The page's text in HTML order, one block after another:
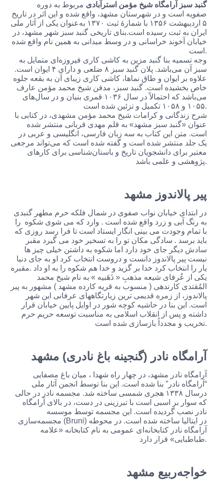
گنبد سبز آرامگاه شیخ مؤمن استرآبادی مربوط به دوره
صفویه است و در شهرستان مشهد، واقع شده و این اثر در تاریخ
۵ اردیبهشت ۱۳۵۶ با شمارهٔ ثبت ۱۳۷۰ به‌عنوان یکی از آثار ملی
ایران به ثبت رسیده است.بنای تاریخی گنبد سبز شهر مشهد، در
خیابان آخوند خراسانی و در وسط میدانی به همین نام واقع شده
است.
وجه تسمیه بنا گنبد مزین به کاشی کاری فیروزه‌ای متمایل به
سبز آن می‌باشد. پلان گنبد سبز ۸ ضلعی و دارای ۴ ایوان است.
علاوه بر ایوان و طاق نماها، کاشی کاری زیبای آن به بقعه جلوه
خاص بخشیده است. گنبد سبز، مدفن شیخ محمد مؤمن عارف
می‌باشد که احتمالاً در سال ۱۰۳۶ قمری بنیان و در سال‌های
۱۰۵۵ و ۱۰۵۸ تکمیل و تزئین شده است.
شرح زندگانی و کرامات شیخ محمد مؤمن مشهدی، در کتابی با
عنوان «گنبد سبز مشهد» به قلم مهدی قربانی منتشر شده
است. متن این کتاب به سه زبان فارسی، انگلیسی و عربی در
یک جلد منتشر شده است و گفته شده است که می‌تواند مرجعی
معتبر برای دانشجویان تاریخ و باستان‌شناسی برای کارهای
پژوهشی و علمی باشد.
پیر پالاندوز مشهد
در ابتدای خیابان نواب صفوی در شمال فلکه حرم مطهر گنبدی
به رنگ آبی و زرد واقع شده است . وارد که می شوی شکوه را
با تمام وجودت می بینی انگار ایستاد است تا فرا رسد روزی که
باید برسد . سادگی مکان تو را به تسخیر خود می گیرد مقبر
سادش دیگر جای خود دارد اما شکوه به داشتن خیلی چیز ها
نیست پیر پالاندوز دانست و دروست انتخاب کرد او به جای دنیا
یار را انتخاب کرد خدا بر گزید و خدا هم شکوه را به او داد .مقبره
یکى از عُرفاى شیعه مذهبِ « ذَهَبیه » به نام شیخ محمد
المُقتدى کارندهى ( منسوب به قریه کارده مشهد ) مشهور به پیر
پالاندوز، از زمره قدیمى ترین زیارتگاههاى عرفانى این شهر
است. این بنا در حاشیه کوچه شور در اوایل پایین خیابان قرار
داشته و پس از انقلاب اسلامى به مناسبت توسعه حریم حرم
تخریب و مجدداً بازسازى شده است.
آرامگاه نادر (گنجینه باغ نادری) مشهد
آرامگاه نادر مشهد، در چهار راه شهدا ، میان باغ مصفایی
“آرامگاه نادر” بنا شده است. این بنا توسط انجمن آثار ملی
درسال ۱۳۳۸ هجری شمسی ساخته شد. مجسمه نادر در حالی
که سوار بر اسبی است با تبرزینی در دست، در بالای آرامگاه
نادر نصب گردیده است. این مجسمه توسط موسسه
مجسمه‌سازی (Bruni) در ایتالیا ساخته شده است. در محوطه
آرامگاه نادر کتابخانه‌ای عمومی به نام کتابخانه «علامه
طباطبایی» قرار دارد.
خواجه‌ربیع مشهد